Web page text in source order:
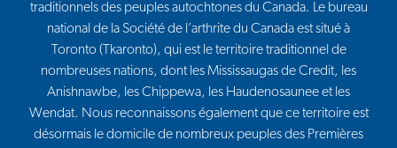
traditionnels des peuples autochtones du Canada. Le bureau
national de la Société de l’arthrite du Canada est situé à
Toronto (Tkaronto), qui est le territoire traditionnel de
nombreuses nations, dont les Mississaugas de Credit, les
Anishnawbe, les Chippewa, les Haudenosaunee et les
Wendat. Nous reconnaissons également que ce territoire est
désormais le domicile de nombreux peuples des Premières